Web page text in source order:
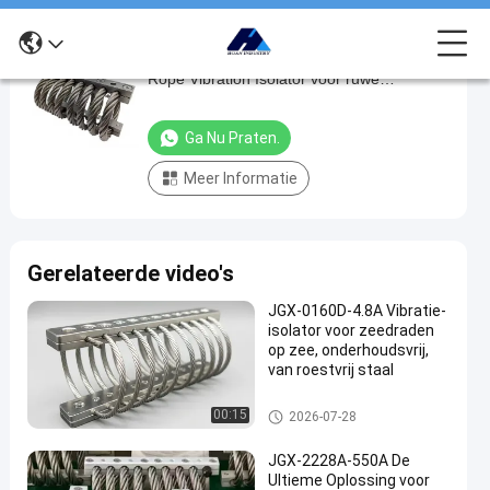
JGX-
1598D-
515B
Vibration
Isolator
voor
ruwe
omgevingen
Trillingsisolator
van de
2025-
05-19
7
Meningen
Praten.
JGX-1598D-515B High Deflection Wire
Rope Vibration Isolator voor ruwe
Ga Nu Praten.
Meer Informatie
Gerelateerde video's
00:15
JGX-0160D-4.8A Vibratie-
isolator voor zeedraden
op zee, onderhoudsvrij,
van roestvrij staal
De Trillingsisolator van de dra
adkabel
2026-07-28
JGX-2228A-550A De
Ultieme Oplossing voor